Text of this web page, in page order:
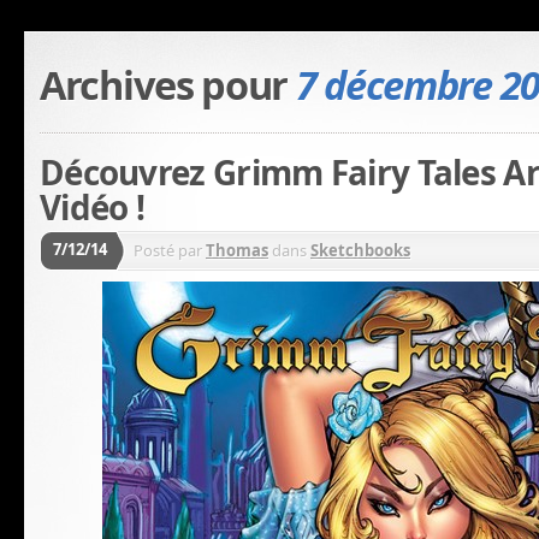
Archives pour7 décembre
Découvrez Grimm Fairy Tales
Vidéo !
7/12/14 Posté parThomas dansSketchbooks